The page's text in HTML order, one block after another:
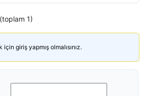
1)
giriş yapmış olmalısınız.